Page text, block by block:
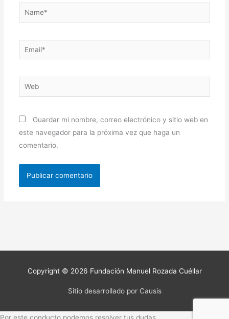
Name*
Email*
Web
Guardar mi nombre, correo electrónico y sitio web en
este navegador para la próxima vez que haga un
comentario.
Copyright © 2026 Fundación Manuel Rozada Cuéllar
Sitio desarrollado por Causis